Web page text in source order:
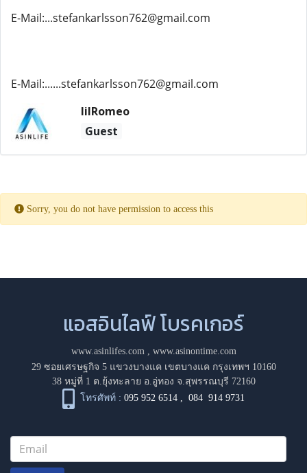
E-Mail:...stefankarlsson762@gmail.com
E-Mail:......stefankarlsson762@gmail.com
lilRomeo
Guest
Sorry, you do not have permission to access this
แอสอินไลฟ์ โบรคเกอร์
www.asinlifes.com, www.asinontime.com
29 ซอยเศรษฐกิจ 5 แขวงบางแค เขตบางแค กรุงเทพฯ 10160
38 หมู่ที่ 1 ต.ยุ้งทะลาย อ.อู่ทอง จ.สุพรรณบุรี 72160
โทรศัพท์ : 095 952 6514 ,084 914 9731